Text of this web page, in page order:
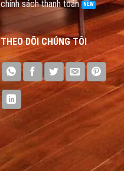
chính sách thanh toán
THEO DÕI CHÚNG TÔI